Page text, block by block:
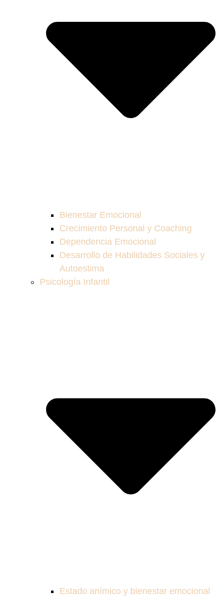
Bienestar Emocional
Crecimiento Personal y Coaching
Dependencia Emocional
Desarrollo de Habilidades Sociales y
Autoestima
Psicología Infantil
Estado anímico y bienestar emocional